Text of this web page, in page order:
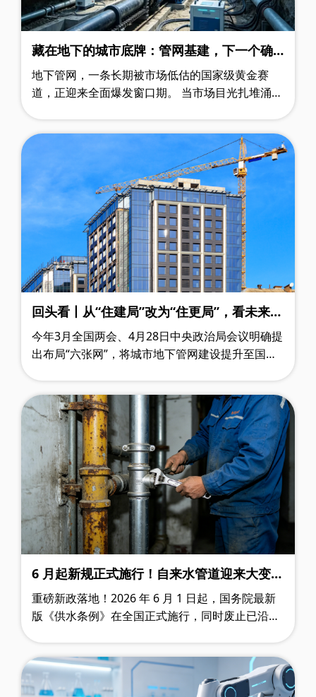
藏在地下的城市底牌：管网基建，下一个确
定性红利赛道
地下管网，一条长期被市场低估的国家级黄金赛
道，正迎来全面爆发窗口期。 当市场目光扎堆涌向
回头看丨从“住建局”改为“住更局”，看未来三
年中央万亿级城市更新资金投向何方
今年3月全国两会、4月28日中央政治局会议明确提
出布局“六张网”，将城市地下管网建设提升至国家
6 月起新规正式施行！自来水管道迎来大变
革，不锈钢水管成为民生刚需
重磅新政落地！2026 年 6 月 1 日起，国务院最新
版《供水条例》在全国正式施行，同时废止已沿用